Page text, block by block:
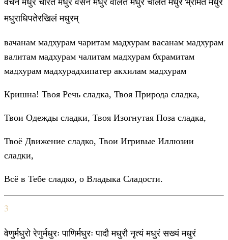
मधुराधिपतेरखिलं मधुरम्
вачанам мадхурам чаритам мадхурам васанам мадхурам
валитам мадхурам чалитам мадхурам бхрамитам
мадхурам мадхурадхипатер акхилам мадхурам
Кришна! Твоя Речь сладка, Твоя Природа сладка,
Твои Одежды сладки, Твоя Изогнутая Поза сладка,
Твоё Движение сладко, Твои Игривые Иллюзии
сладки,
Всё в Тебе сладко, о Владыка Сладости.
3
वेणुर्मधुरो रेणुर्मधुरः पाणिर्मधुरः पादौ मधुरौ नृत्यं मधुरं सख्यं मधुरं